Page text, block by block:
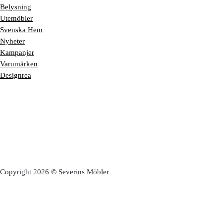
Belysning
Utemöbler
Svenska Hem
Nyheter
Kampanjer
Varumärken
Designrea
Copyright 2026 © Severins Möbler